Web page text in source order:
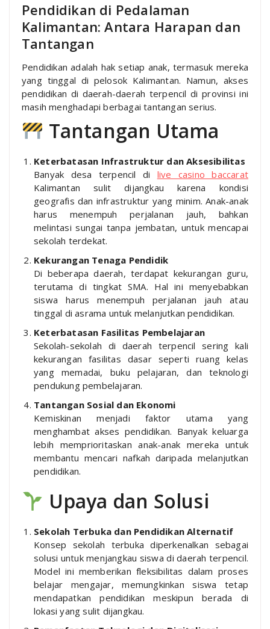
Pendidikan di Pedalaman
Kalimantan: Antara Harapan dan
Tantangan
Pendidikan adalah hak setiap anak, termasuk mereka
yang tinggal di pelosok Kalimantan. Namun, akses
pendidikan di daerah-daerah terpencil di provinsi ini
masih menghadapi berbagai tantangan serius.
Tantangan Utama
Keterbatasan Infrastruktur dan Aksesibilitas
Banyak desa terpencil di live casino baccarat
Kalimantan sulit dijangkau karena kondisi
geografis dan infrastruktur yang minim. Anak-anak
harus menempuh perjalanan jauh, bahkan
melintasi sungai tanpa jembatan, untuk mencapai
sekolah terdekat.
Kekurangan Tenaga Pendidik
Di beberapa daerah, terdapat kekurangan guru,
terutama di tingkat SMA. Hal ini menyebabkan
siswa harus menempuh perjalanan jauh atau
tinggal di asrama untuk melanjutkan pendidikan.
Keterbatasan Fasilitas Pembelajaran
Sekolah-sekolah di daerah terpencil sering kali
kekurangan fasilitas dasar seperti ruang kelas
yang memadai, buku pelajaran, dan teknologi
pendukung pembelajaran.
Tantangan Sosial dan Ekonomi
Kemiskinan menjadi faktor utama yang
menghambat akses pendidikan. Banyak keluarga
lebih memprioritaskan anak-anak mereka untuk
membantu mencari nafkah daripada melanjutkan
pendidikan.
Upaya dan Solusi
Sekolah Terbuka dan Pendidikan Alternatif
Konsep sekolah terbuka diperkenalkan sebagai
solusi untuk menjangkau siswa di daerah terpencil.
Model ini memberikan fleksibilitas dalam proses
belajar mengajar, memungkinkan siswa tetap
mendapatkan pendidikan meskipun berada di
lokasi yang sulit dijangkau.